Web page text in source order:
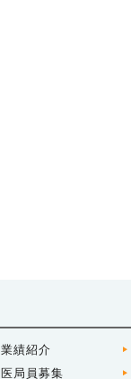
業績紹介
医局員募集